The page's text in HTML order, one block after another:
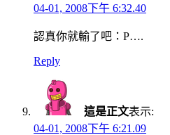
04-01, 2008下午 6:32.40
認真你就輸了吧：P….
Reply
這是正文表示:
04-01, 2008下午 6:21.09